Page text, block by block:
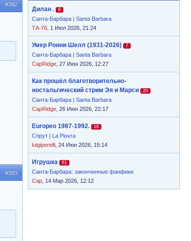
Дилан . 6
Санта-Барбара | Santa Barbara
ТА-76 , 1 Июл 2026, 21:24
Умер Ронни Шелл (1931-2026) 7
Санта-Барбара | Santa Barbara
CapRidge , 27 Июн 2026, 12:27
Как прошёл благотворительно-
ностальгический стрим Эя и Марси
20
Санта-Барбара | Santa Barbara
CapRidge , 26 Июн 2026, 22:17
Europeo 1987-1992. 16
Спрут | La Piovra
luigiperelli , 24 Июн 2026, 15:14
Игрушка 61
Санта-Барбара: законченные фанфики
Cap , 14 Мар 2026, 12:12
#392
#393